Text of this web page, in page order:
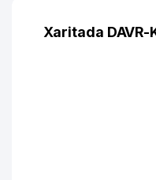
Xaritada DAVR-